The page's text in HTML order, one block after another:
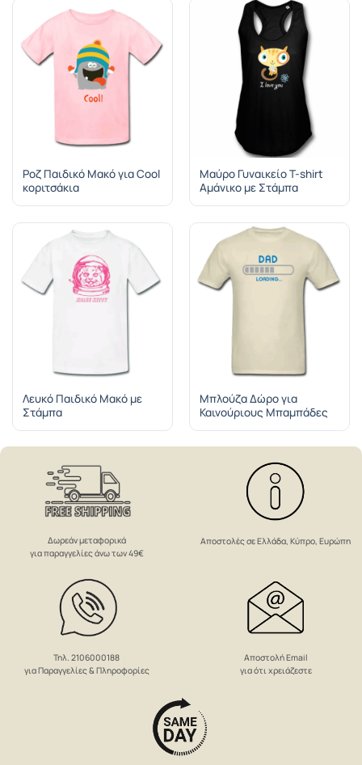
Ροζ Παιδικό Μακό για Cool
κοριτσάκια
Μαύρο Γυναικείο T-shirt
Αμάνικο με Στάμπα
Λευκό Παιδικό Μακό με
Στάμπα
Μπλούζα Δώρο για
Καινούριους Μπαμπάδες
Δωρεάν μεταφορικά
για παραγγελίες άνω των 49€
Αποστολές σε Ελλάδα, Κύπρο, Ευρώπη
Τηλ. 2106000188
για Παραγγελίες & Πληροφορίες
Αποστολή Email
για ότι χρειάζεστε